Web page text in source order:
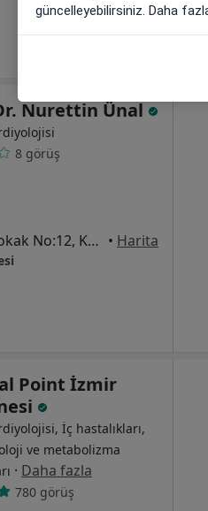
Nurettin Ünal
8 görüş
İmbatlı Mahallesi 1825. Sokak No:12, Karşıyaka • Harita
Point İzmir
İç hastalıkları,
ve metabolizma
· Daha fazla
780 görüş
güncelleyebilirsiniz. Daha